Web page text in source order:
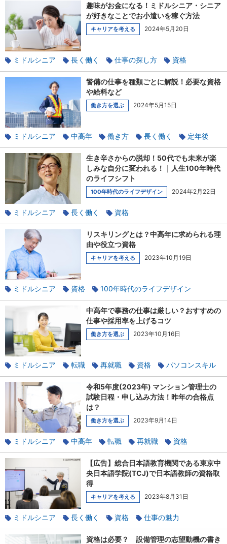
趣味がお金になる！ミドルシニア・シニア
が好きなことでお小遣いを稼ぐ方法
キャリアを考える 2024年5月20日
ミドルシニア 長く働く 仕事の探し方
資格
100年時代のライフデザイン
警備の仕事を種類ごとに解説！必要な資格
や給料など
働き方を選ぶ 2024年5月15日
ミドルシニア 中高年 働き方 長く働く
定年後
資格
生き辛さからの脱却！50代でも未来が楽
しみな自分に変われる！｜人生100年時代
のライフシフト
100年時代のライフデザイン 2024年2月22日
ミドルシニア 長く働く
資格
100年時代のライフデザイン
リスキリングとは？中高年に求められる理
由や役立つ資格
キャリアを考える 2023年10月19日
ミドルシニア 資格
100年時代のライフデザイン
中高年で事務の仕事は厳しい？おすすめの
仕事や採用率を上げるコツ
働き方を選ぶ 2023年10月16日
ミドルシニア 転職 再就職 資格
パソコンスキル
オフィスワーク
令和5年度(2023年) マンション管理士の
試験日程・申し込み方法！昨年の合格点
は？
働き方を選ぶ 2023年9月14日
ミドルシニア 中高年 転職 再就職
資格
マンション管理
【広告】総合日本語教育機関である東京中
央日本語学院(TCJ)で日本語教師の資格取
得
キャリアを考える 2023年8月31日
ミドルシニア 長く働く 資格
仕事の魅力
キャリア開発
資格は必要？ 設備管理の志望動機の書き